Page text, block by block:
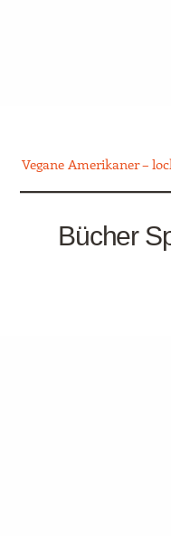
Vegane Amerikaner –
Bücher